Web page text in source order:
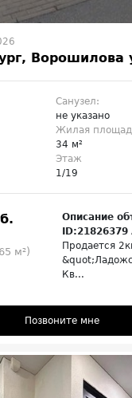
Ворошилова
Санузел:
не указано
Жилая
34 м²
Этаж
1/19
м²)
Описание
ID:21826379
Продается
Кв...
Позвоните мне